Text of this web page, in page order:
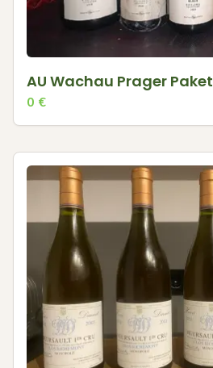
AU Wachau Prager Paket
0 €